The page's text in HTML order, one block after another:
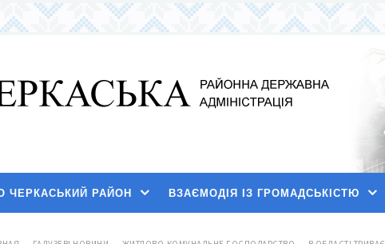
ЧЕРКАСЬКИЙ РАЙОН ВЗАЄМОДІЯ ІЗ ГРОМАДСЬКІСТЮ